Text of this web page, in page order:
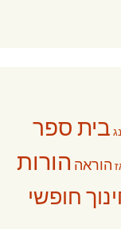
בית ספר
הוראה הורות
חופשי